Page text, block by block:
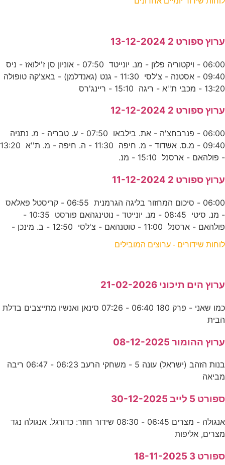
ערוץ ספורט 2 13-12-2024
06:00 - ויקטוריה פלזן - מנ. יונייטד 07:50 - אוניון סן ז'ילואז - ניס
09:40 - אסטנה - צ'לסי 11:30 - גנט (גאנדלמן) - באצ'קה טופולה
13:20 - מכבי ת''א - ריגה 15:10 - ריינג'רס
ערוץ ספורט 2 12-12-2024
06:00 - פנרבחצ'ה - את. בילבאו 07:50 - ע. טבריה - מ. נתניה
09:40 - מ.ס. אשדוד - מ. חיפה 11:30 - ה. חיפה - מ. ת''א 13:20
- פולהאם - ארסנל 15:10 - מנ.
ערוץ ספורט 2 11-12-2024
06:00 - סיכום המחזור בליגה הגרמנית 06:55 - קריסטל פאלאס
- מנ. סיטי 08:45 - מנ. יונייטד - נוטינגהאם פורסט 10:35 -
פולהאם - ארסנל 11:00 - טוטנהאם - צ'לסי 12:50 - ב. מינכן -
לוחות שידורים - ערוצים המובילים
ערוץ הים תיכוני 21-02-2026
כמו שאני - פרק 180 06:40 - 07:26 סינאן ואנשיו מתייצבים בדלת
הבית
ערוץ ההומור 08-12-2025
בנות הזהב (ישראל) עונה 5 - משחקי הרעב 06:23 - 06:47 ריבה
מביאה
ספורט 5 לייב 30-12-2025
אנגולה - מצרים 06:45 - 08:30 שידור חוזר: כדורגל. אנגולה נגד
מצרים, אליפות
ספורט 3 18-11-2025